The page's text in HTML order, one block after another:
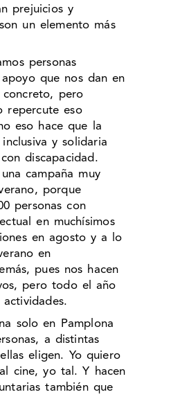
prejuicios y
un elemento más
personas
que nos dan en
concreto, pero
repercute eso
eso hace que la
y solidaria
discapacidad.
campaña muy
porque
personas con
en muchísimos
en agosto y a lo
en
pues nos hacen
pero todo el año
solo en Pamplona
a distintas
eligen. Yo quiero
cine, yo tal. Y hacen
también que